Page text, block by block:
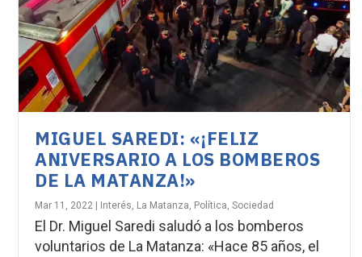
MIGUEL SAREDI: «¡FELIZ
ANIVERSARIO A LOS BOMBEROS
DE LA MATANZA!»
Mar 11, 2022 Interés, La Matanza, Política,Sociedad
El Dr. Miguel Saredi saludó a los bomberos
voluntarios de La Matanza: «Hace 85 años, el